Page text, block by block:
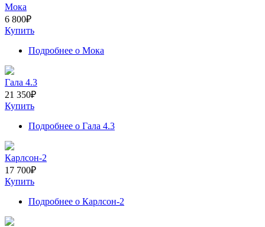
Мока
6 800₽
Купить
Подробнее о Мока
Гала 4.3
21 350₽
Купить
Подробнее о Гала 4.3
Карлсон-2
17 700₽
Купить
Подробнее о Карлсон-2